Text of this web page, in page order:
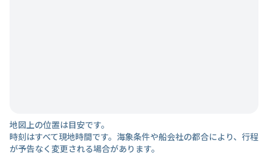
地図上の位置は目安です。
時刻はすべて現地時間です。海象条件や船会社の都合により、行程
が予告なく変更される場合があります。